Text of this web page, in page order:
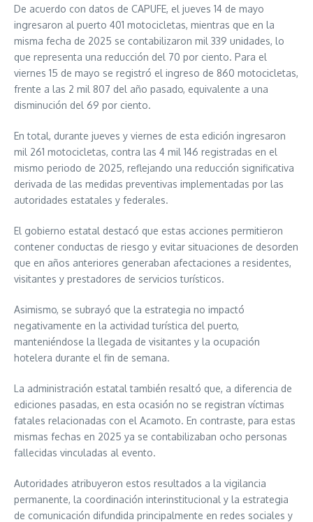
De acuerdo con datos de CAPUFE, el jueves 14 de mayo
ingresaron al puerto 401 motocicletas, mientras que en la
misma fecha de 2025 se contabilizaron mil 339 unidades, lo
que representa una reducción del 70 por ciento. Para el
viernes 15 de mayo se registró el ingreso de 860 motocicletas,
frente a las 2 mil 807 del año pasado, equivalente a una
disminución del 69 por ciento.
En total, durante jueves y viernes de esta edición ingresaron
mil 261 motocicletas, contra las 4 mil 146 registradas en el
mismo periodo de 2025, reflejando una reducción significativa
derivada de las medidas preventivas implementadas por las
autoridades estatales y federales.
El gobierno estatal destacó que estas acciones permitieron
contener conductas de riesgo y evitar situaciones de desorden
que en años anteriores generaban afectaciones a residentes,
visitantes y prestadores de servicios turísticos.
Asimismo, se subrayó que la estrategia no impactó
negativamente en la actividad turística del puerto,
manteniéndose la llegada de visitantes y la ocupación
hotelera durante el fin de semana.
La administración estatal también resaltó que, a diferencia de
ediciones pasadas, en esta ocasión no se registran víctimas
fatales relacionadas con el Acamoto. En contraste, para estas
mismas fechas en 2025 ya se contabilizaban ocho personas
fallecidas vinculadas al evento.
Autoridades atribuyeron estos resultados a la vigilancia
permanente, la coordinación interinstitucional y la estrategia
de comunicación difundida principalmente en redes sociales y